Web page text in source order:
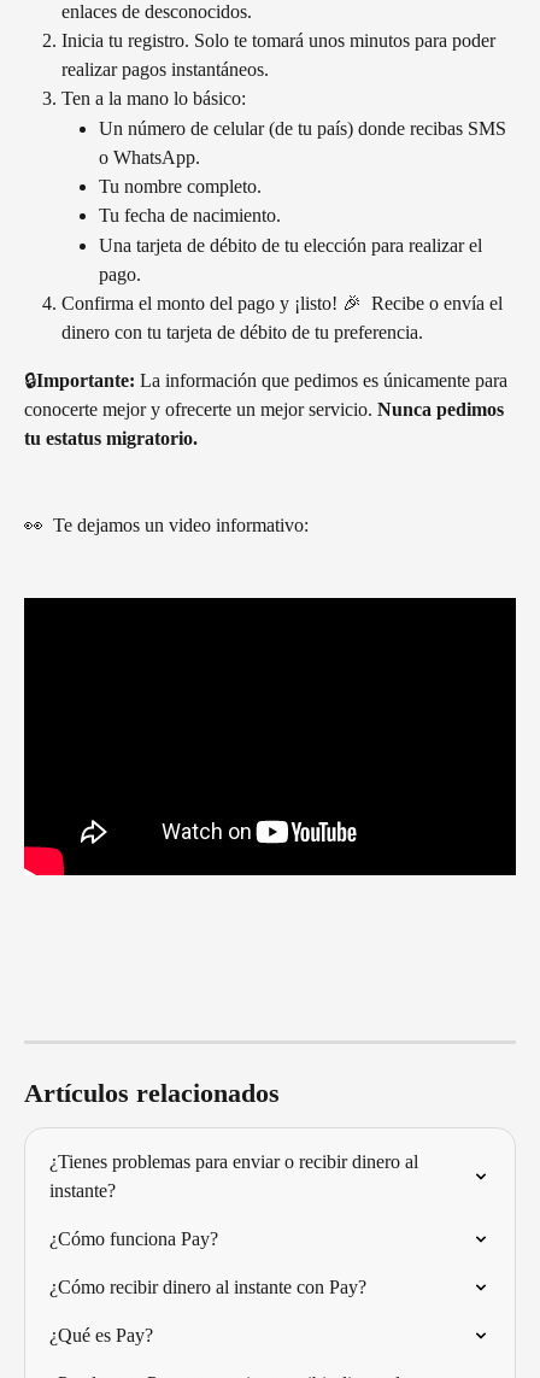
enlaces de desconocidos.
Inicia tu registro. Solo te tomará unos minutos para poder
realizar pagos instantáneos.
Ten a la mano lo básico:
Un número de celular (de tu país) donde recibas SMS
o WhatsApp.
Tu nombre completo.
Tu fecha de nacimiento.
Una tarjeta de débito de tu elección para realizar el
pago.
Confirma el monto del pago y ¡listo! 🎉  Recibe o envía el
dinero con tu tarjeta de débito de tu preferencia.
🔒Importante: La información que pedimos es únicamente para
conocerte mejor y ofrecerte un mejor servicio. Nunca pedimos
tu estatus migratorio.
👀  Te dejamos un video informativo:
Artículos relacionados
¿Tienes problemas para enviar o recibir dinero al
instante?
¿Cómo funciona Pay?
¿Cómo recibir dinero al instante con Pay?
¿Qué es Pay?